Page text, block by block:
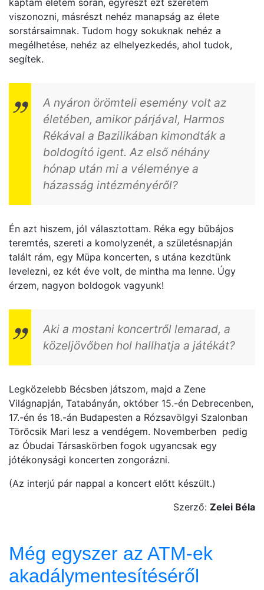
kaptam életem során, egyrészt ezt szeretem
viszonozni, másrészt nehéz manapság az élete
sorstársaimnak. Tudom hogy sokuknak nehéz a
megélhetése, nehéz az elhelyezkedés, ahol tudok,
segítek.
A nyáron örömteli esemény volt az
életében, amikor párjával, Harmos
Rékával a Bazilikában kimondták a
boldogító igent. Az első néhány
hónap után mi a véleménye a
házasság intézményéről?
Én azt hiszem, jól választottam. Réka egy bűbájos
teremtés, szereti a komolyzenét, a születésnapján
talált rám, egy Müpa koncerten, s utána kezdtünk
levelezni, ez két éve volt, de mintha ma lenne. Úgy
érzem, nagyon boldogok vagyunk!
Aki a mostani koncertről lemarad, a
közeljövőben hol hallhatja a játékát?
Legközelebb Bécsben játszom, majd a Zene
Világnapján, Tatabányán, október 15.-én Debrecenben,
17.-én és 18.-án Budapesten a Rózsavölgyi Szalonban
Törőcsik Mari lesz a vendégem. Novemberben pedig
az Óbudai Társaskörben fogok ugyancsak egy
jótékonysági koncerten zongorázni.
(Az interjú pár nappal a koncert előtt készült.)
Szerző: Zelei Béla
Még egyszer az ATM-ek
akadálymentesítéséről